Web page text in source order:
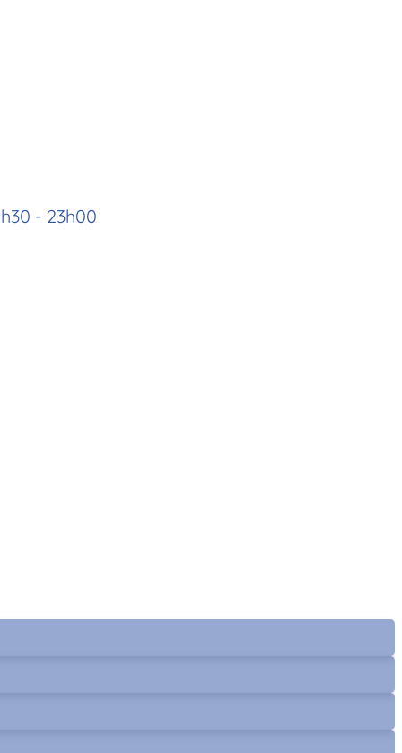
- 23h00